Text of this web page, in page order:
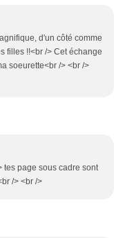
d'un côté comme
filles !!<br /> Cet échange
soeurette<br /> <br />
tes page sous cadre sont
/> <br />